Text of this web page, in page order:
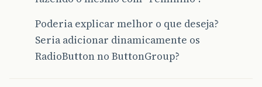
Poderia explicar melhor o que deseja?
Seria adicionar dinamicamente os
RadioButton no ButtonGroup?